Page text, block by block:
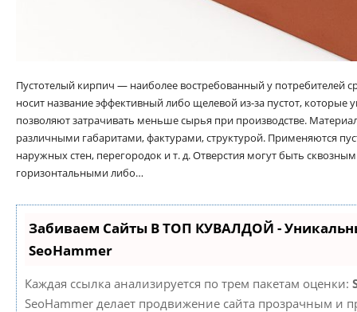
Пустотелый кирпич — наиболее востребованный у потребителей
носит название эффективный либо щелевой из-за пустот, которые
позволяют затрачивать меньше сырья при производстве.
различными габаритами, фактурами, структурой. Применяются
наружных стен, перегородок и т. д. Отверстия могут быть
горизонтальными либо…
Забиваем Сайты В ТОП КУВАЛДОЙ -
SeoHammer
Каждая ссылка анализируется по трем пакетам оценки:
SeoHammer делает продвижение сайта прозрачным и